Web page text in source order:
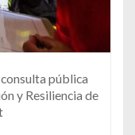
pública
y Resiliencia de